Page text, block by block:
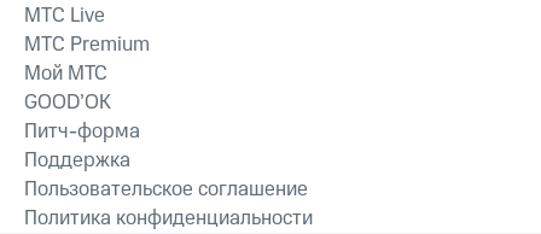
MTС Live
MTС Premium
Мой МТС
GOOD’OK
Питч-форма
Поддержка
Пользовательское соглашение
Политика конфиденциальности